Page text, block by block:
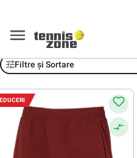
Pantaloni scurți
Filtre și Sortare